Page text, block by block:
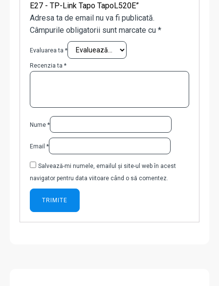
E27 - TP-Link Tapo TapoL520E”
Adresa ta de email nu va fi publicată.
Câmpurile obligatorii sunt marcate cu *
Evaluarea ta *
Recenzia ta *
Nume *
Email *
Salvează-mi numele, emailul și site-ul web în acest
navigator pentru data viitoare când o să comentez.